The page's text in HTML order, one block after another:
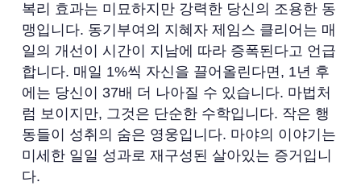
복리 효과는 미묘하지만 강력한 당신의 조용한 동
맹입니다. 동기부여의 지혜자 제임스 클리어는 매
일의 개선이 시간이 지남에 따라 증폭된다고 언급
합니다. 매일 1%씩 자신을 끌어올린다면, 1년 후
에는 당신이 37배 더 나아질 수 있습니다. 마법처
럼 보이지만, 그것은 단순한 수학입니다. 작은 행
동들이 성취의 숨은 영웅입니다. 마야의 이야기는
미세한 일일 성과로 재구성된 살아있는 증거입니
다.